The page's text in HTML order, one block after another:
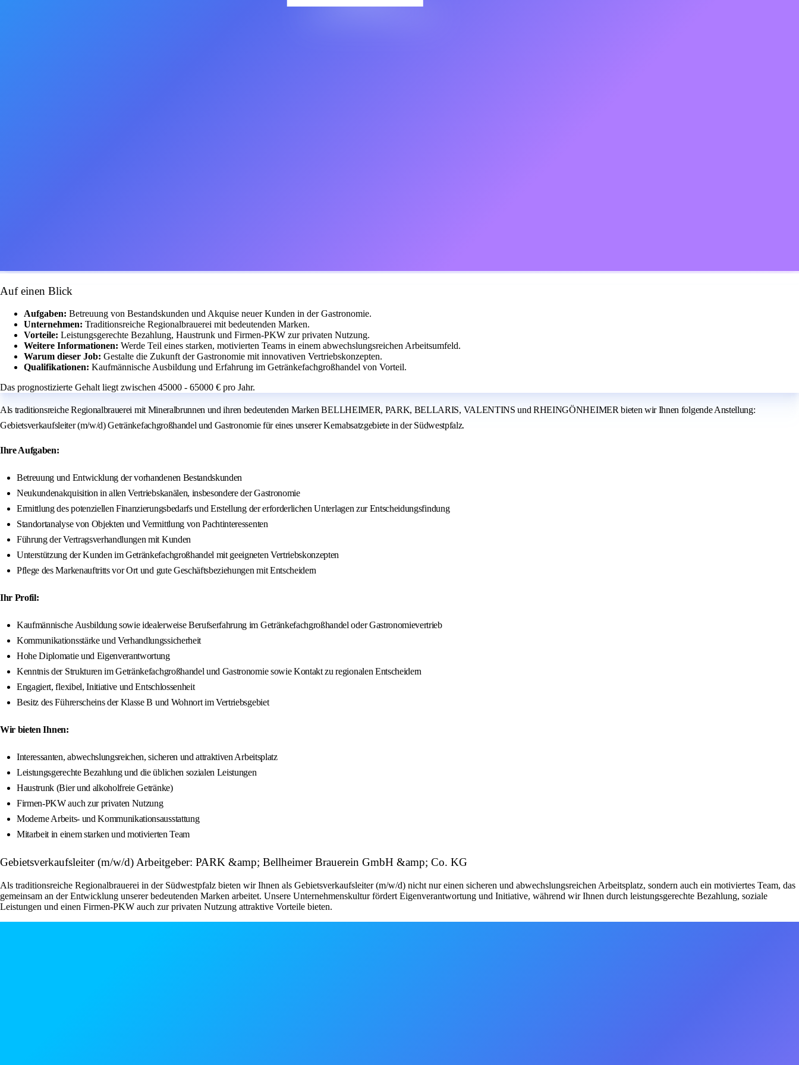
Auf einen Blick
Aufgaben: Betreuung von Bestandskunden und Akquise neuer Kunden in der Gastronomie.
Unternehmen: Traditionsreiche Regionalbrauerei mit bedeutenden Marken.
Vorteile: Leistungsgerechte Bezahlung, Haustrunk und Firmen-PKW zur privaten Nutzung.
Weitere Informationen: Werde Teil eines starken, motivierten Teams in einem abwechslungsreichen Arbeitsumfeld.
Warum dieser Job: Gestalte die Zukunft der Gastronomie mit innovativen Vertriebskonzepten.
Qualifikationen: Kaufmännische Ausbildung und Erfahrung im Getränkefachgroßhandel von Vorteil.
Das prognostizierte Gehalt liegt zwischen 45000 - 65000 € pro Jahr.
Als traditionsreiche Regionalbrauerei mit Mineralbrunnen und ihren bedeutenden Marken BELLHEIMER, PARK, BELLARIS, VALENTINS und RHEINGÖNHEIMER bieten wir Ihnen folgende Anstellung:
Gebietsverkaufsleiter (m/w/d) Getränkefachgroßhandel und Gastronomie für eines unserer Kernabsatzgebiete in der Südwestpfalz.
Ihre Aufgaben:
Betreuung und Entwicklung der vorhandenen Bestandskunden
Neukundenakquisition in allen Vertriebskanälen, insbesondere der Gastronomie
Ermittlung des potenziellen Finanzierungsbedarfs und Erstellung der erforderlichen Unterlagen zur Entscheidungsfindung
Standortanalyse von Objekten und Vermittlung von Pachtinteressenten
Führung der Vertragsverhandlungen mit Kunden
Unterstützung der Kunden im Getränkefachgroßhandel mit geeigneten Vertriebskonzepten
Pflege des Markenauftritts vor Ort und gute Geschäftsbeziehungen mit Entscheidern
Ihr Profil:
Kaufmännische Ausbildung sowie idealerweise Berufserfahrung im Getränkefachgroßhandel oder Gastronomievertrieb
Kommunikationsstärke und Verhandlungssicherheit
Hohe Diplomatie und Eigenverantwortung
Kenntnis der Strukturen im Getränkefachgroßhandel und Gastronomie sowie Kontakt zu regionalen Entscheidern
Engagiert, flexibel, Initiative und Entschlossenheit
Besitz des Führerscheins der Klasse B und Wohnort im Vertriebsgebiet
Wir bieten Ihnen:
Interessanten, abwechslungsreichen, sicheren und attraktiven Arbeitsplatz
Leistungsgerechte Bezahlung und die üblichen sozialen Leistungen
Haustrunk (Bier und alkoholfreie Getränke)
Firmen-PKW auch zur privaten Nutzung
Moderne Arbeits- und Kommunikationsausstattung
Mitarbeit in einem starken und motivierten Team
Gebietsverkaufsleiter (m/w/d) Arbeitgeber: PARK &amp; Bellheimer Brauerein GmbH &amp; Co. KG
Als traditionsreiche Regionalbrauerei in der Südwestpfalz bieten wir Ihnen als Gebietsverkaufsleiter (m/w/d) nicht nur einen sicheren und abwechslungsreichen Arbeitsplatz, sondern auch ein motiviertes Team, das
gemeinsam an der Entwicklung unserer bedeutenden Marken arbeitet. Unsere Unternehmenskultur fördert Eigenverantwortung und Initiative, während wir Ihnen durch leistungsgerechte Bezahlung, soziale
Leistungen und einen Firmen-PKW auch zur privaten Nutzung attraktive Vorteile bieten.